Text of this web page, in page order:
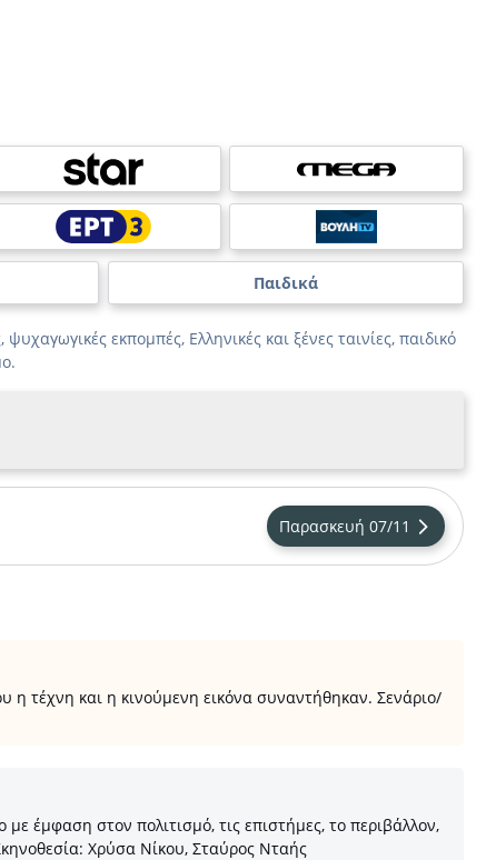
Παιδικά
εκπομπές, Ελληνικές και ξένες ταινίες, παιδικό
Παρασκευή 07/11
η τέχνη και η κινούμενη εικόνα συναντήθηκαν. Σενάριο/
έμφαση στον πολιτισμό, τις επιστήμες, το περιβάλλον,
Χρύσα Νίκου, Σταύρος Νταής